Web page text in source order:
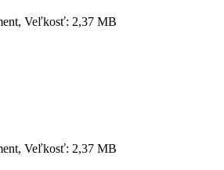
Veľkosť: 2,37 MB
Veľkosť: 2,37 MB